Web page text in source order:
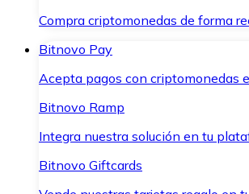
Compra criptomonedas de forma
Bitnovo Pay
Acepta pagos con criptomonedas
Bitnovo Ramp
Integra nuestra solución en tu
Bitnovo Giftcards